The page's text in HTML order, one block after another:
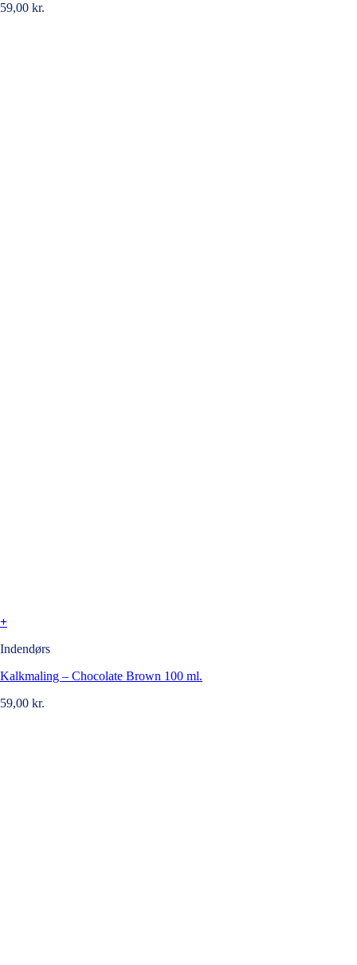
59,00 kr.
+
Indendørs
Kalkmaling – Chocolate Brown 100 ml.
59,00 kr.